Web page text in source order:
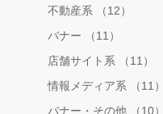
不動産系 （12）
バナー （11）
店舗サイト系 （11）
情報メディア系 （11）
バナー・その他 （10）